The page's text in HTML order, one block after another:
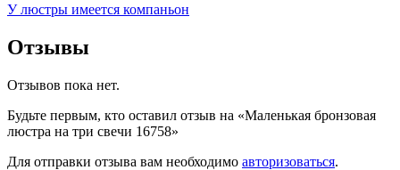
У люстры имеется компаньон
Отзывы
Отзывов пока нет.
Будьте первым, кто оставил отзыв на «Маленькая бронзовая
люстра на три свечи 16758»
Для отправки отзыва вам необходимо авторизоваться.